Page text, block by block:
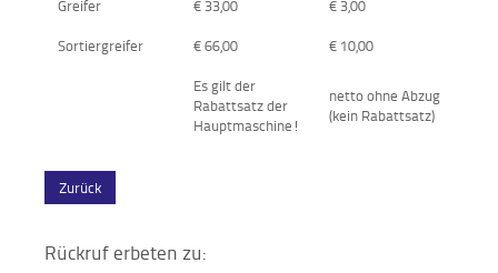
Es gilt der
Rabattsatz der
Hauptmaschine!
netto ohne Abzug
(kein Rabattsatz)
Greifer
€ 33,00
€ 3,00
Sortiergreifer
€ 66,00 € 10,00
Zurück
Rückruf erbeten zu: